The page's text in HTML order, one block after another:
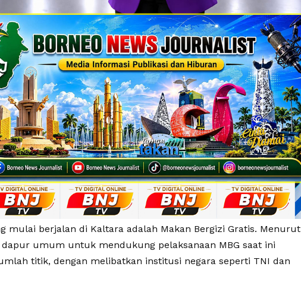
mulai berjalan di Kaltara adalah Makan Bergizi Gratis. Menurut
umum untuk mendukung pelaksanaan MBG saat ini
titik, dengan melibatkan institusi negara seperti TNI dan